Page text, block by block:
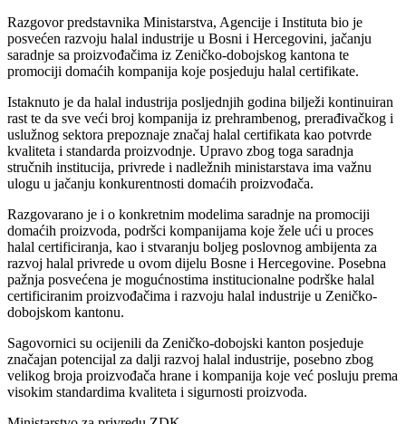
Razgovor predstavnika Ministarstva, Agencije i Instituta bio je
posvećen razvoju halal industrije u Bosni i Hercegovini, jačanju
saradnje sa proizvođačima iz Zeničko-dobojskog kantona te
promociji domaćih kompanija koje posjeduju halal certifikate.
Istaknuto je da halal industrija posljednjih godina bilježi kontinuiran
rast te da sve veći broj kompanija iz prehrambenog, prerađivačkog i
uslužnog sektora prepoznaje značaj halal certifikata kao potvrde
kvaliteta i standarda proizvodnje. Upravo zbog toga saradnja
stručnih institucija, privrede i nadležnih ministarstava ima važnu
ulogu u jačanju konkurentnosti domaćih proizvođača.
Razgovarano je i o konkretnim modelima saradnje na promociji
domaćih proizvoda, podršci kompanijama koje žele ući u proces
halal certificiranja, kao i stvaranju boljeg poslovnog ambijenta za
razvoj halal privrede u ovom dijelu Bosne i Hercegovine. Posebna
pažnja posvećena je mogućnostima institucionalne podrške halal
certificiranim proizvođačima i razvoju halal industrije u Zeničko-
dobojskom kantonu.
Sagovornici su ocijenili da Zeničko-dobojski kanton posjeduje
značajan potencijal za dalji razvoj halal industrije, posebno zbog
velikog broja proizvođača hrane i kompanija koje već posluju prema
visokim standardima kvaliteta i sigurnosti proizvoda.